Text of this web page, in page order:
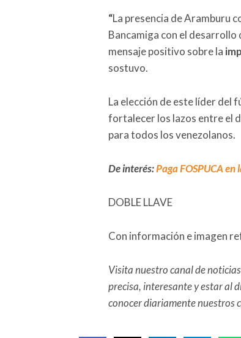
“La presencia de Aramburu
Bancamiga con el desarrollo
mensaje positivo sobre la
sostuvo.
La elección de este líder del
fortalecer los lazos entre el
para todos los venezolanos.
De interés:Paga FOSPUCA
DOBLE LLAVE
Con información e imagen
Visita nuestro canal de
precisa, interesante y estar al
conocer diariamente nuestros